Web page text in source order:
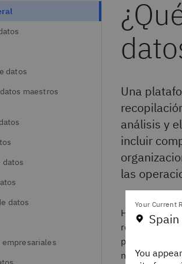
datos
maestros
datos
datos
Una
análisis y
incluir
las
Hoy en día,
respaldar el
plataforma
necesitan
Your Current
You